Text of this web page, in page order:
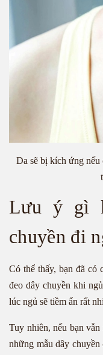
Da sẽ bị kích ứng
Lưu ý gì
chuyền đi
Có thể thấy, bạn đã có
đeo dây chuyền khi
lúc ngủ sẽ tiềm ẩn rất
Tuy nhiên, nếu bạn
những mẫu dây